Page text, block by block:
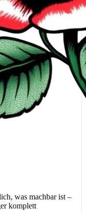
was machbar ist –
komplett